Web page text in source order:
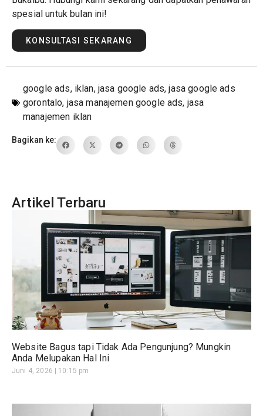
spesial untuk bulan ini!
KONSULTASI SEKARANG
google ads, iklan, jasa google ads,jasa google ads
gorontalo, jasa manajemen google ads, jasa
manajemen iklan
Bagikan ke:
Artikel Terbaru
Website Bagus tapi Tidak Ada Pengunjung? Mungkin
Anda Melupakan Hal Ini
Juni 4, 2026 10:15 pm